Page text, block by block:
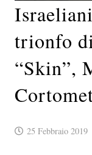
trionfo
“Skin”,
25 Febbraio 2019